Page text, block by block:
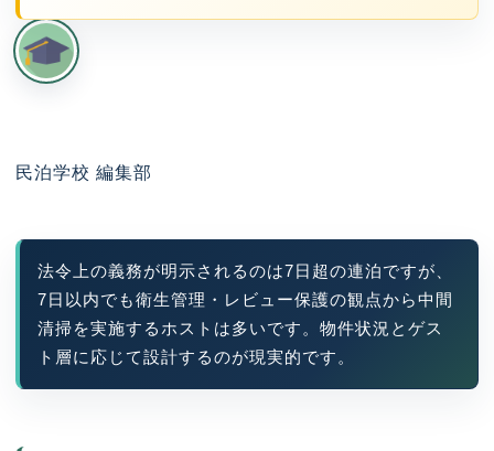
民泊学校 編集部
法令上の義務が明示されるのは7日超の連泊ですが、
7日以内でも衛生管理・レビュー保護の観点から中間
清掃を実施するホストは多いです。物件状況とゲス
ト層に応じて設計するのが現実的です。